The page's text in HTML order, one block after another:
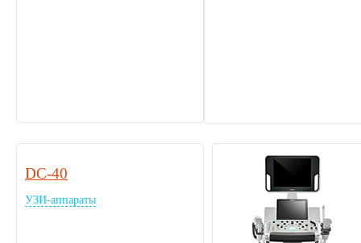
DC-40
УЗИ-аппараты